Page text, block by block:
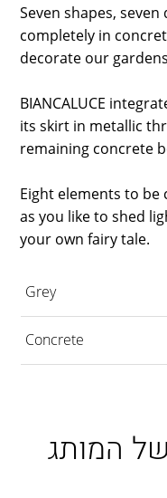
Seven shapes,
completely in
decorate our
BIANCALUCE
its skirt in metallic
remaining concrete
Eight elements to be
as you like to shed
your own fairy tale.
Grey
Concrete
המותג